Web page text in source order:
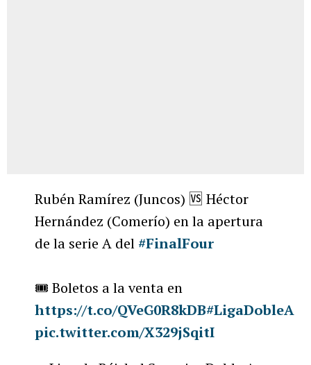
Rubén Ramírez (Juncos) 🆚 Héctor
Hernández (Comerío) en la apertura
de la serie A del #FinalFour
🎟️ Boletos a la venta en
https://t.co/QVeG0R8kDB#LigaDobleA
pic.twitter.com/X329jSqitI